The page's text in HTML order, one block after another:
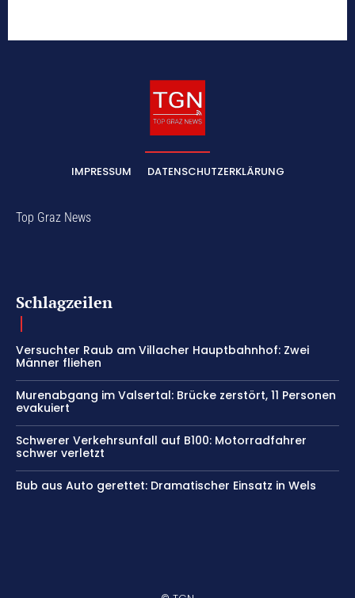
IMPRESSUM DATENSCHUTZERKLÄRUNG
Top Graz News
Schlagzeilen
Versuchter Raub am Villacher Hauptbahnhof: Zwei
Männer fliehen
Murenabgang im Valsertal: Brücke zerstört, 11 Personen
evakuiert
Schwerer Verkehrsunfall auf B100: Motorradfahrer
schwer verletzt
Bub aus Auto gerettet: Dramatischer Einsatz in Wels